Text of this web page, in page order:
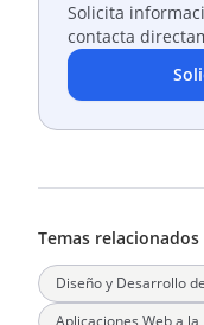
Solicita
contacta
Temas relacionados
Diseño y Desarrollo
Aplicaciones Web a la